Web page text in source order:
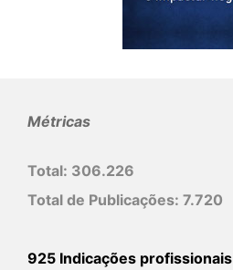
Métricas
Total: 306.226
Total de Publicações: 7.720
925 Indicações profissionais